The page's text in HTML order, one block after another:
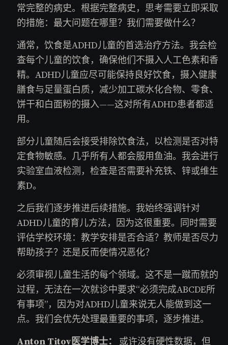
常完整的病史。根据完整病史，思考需要立即采取
的措施：最大问题在哪里？我们需要做什么？
通常，饮食是ADHD儿童的首选治疗方法。我会检
查每个儿童的饮食，确保他们不摄入人工色素和香
精。ADHD儿童应尽可能保持良好饮食，摄入健康
膳食与足量蛋白质，减少加工碳水化合物、零食、
饼干和白面粉的摄入——这对所有ADHD患者都适
用。
部分儿童随后会接受排除饮食法，以检测是否对特
定食物敏感。几乎所有人都会服用鱼油。我会进行
实验室血液检测，检查是否需要补充铁、锌或维生
素D。
之后我们逐步推进后续措施。我始终强调针对
ADHD儿童的育儿方法，因为这很重要。同时需要
评估学校环境：教学安排是否合适？教师是否尽力
帮助孩子？还是反而使情况恶化？
必须审视儿童生活的每个领域。这不是一蹴而就的
过程，无法在一次就诊中要求“必须完成ABCDE所
有事项”，因为对ADHD儿童来说无人能做到这一
点。我们会优先处理最重要的事项，逐步推进。
Anton Titov医学博士：
或许没有硬性数据，但